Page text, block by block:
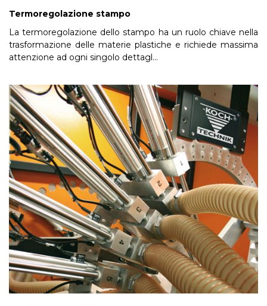
Termoregolazione stampo
La termoregolazione dello stampo ha un ruolo chiave nella
trasformazione delle materie plastiche e richiede massima
attenzione ad ogni singolo dettagl...